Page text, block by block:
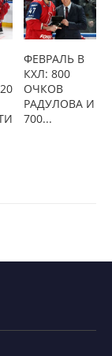
ФЕВРАЛЬ В
КХЛ: 800
ОЧКОВ
РАДУЛОВА И
700...